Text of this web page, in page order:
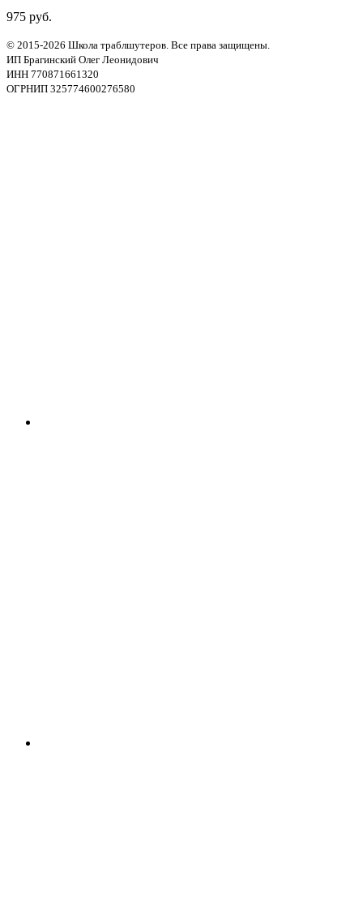
975 руб.
© 2015-2026 Школа траблшутеров. Все права защищены.
ИП Брагинский Олег Леонидович
ИНН 770871661320
ОГРНИП 325774600276580